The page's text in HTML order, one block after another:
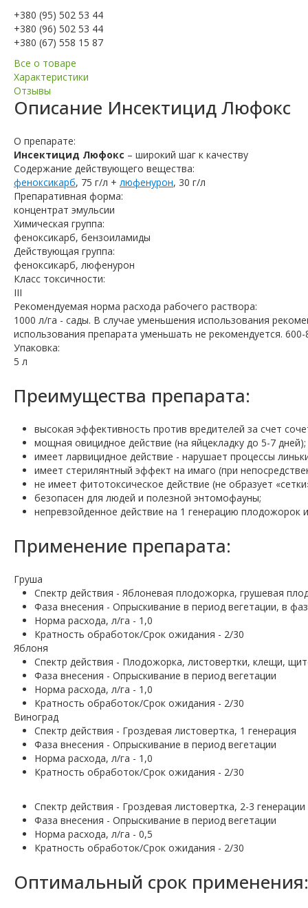
+380 (95) 502 53 44
+380 (96) 502 53 44
+380 (67) 558 15 87
Все о товаре
Характеристики
Отзывы
Описание Инсектицид Люфокс
О препарате:
Инсектицид Люфокс – широкий шаг к качеству
Содержание действующего вещества:
феноксикарб, 75 г/л + люфенурон, 30 г/л
Препаративная форма:
концентрат эмульсии
Химическая группа:
феноксикарб, бензоиламиды
Действующая группа:
феноксикарб, люфенурон
Класс токсичности:
III
Рекомендуемая норма расхода рабочего раствора:
1000 л/га - сады. В случае уменьшения использования
использования препарата уменьшать не рекомендуется.
Упаковка:
5 л
Преимущества препарата:
высокая эффективность против вредителей за счет
мощная овицидное действие (на яйцекладку до 5-7 дней);
имеет ларвицидное действие - нарушает процессы
имеет стерилянтный эффект на имаго (при
не имеет фитотоксическое действие (не образует
безопасен для людей и полезной энтомофауны;
непревзойденное действие на 1 генерацию плодожорок
Применение препарата:
Груша
Спектр действия - Яблоневая плодожорка, грушевая
Фаза внесения - Опрыскивание в период вегетации, в
Норма расхода, л/га - 1,0
Кратность обработок/Срок ожидания - 2/30
Яблоня
Спектр действия - Плодожорка, листовертки, клещи,
Фаза внесения - Опрыскивание в период вегетации
Норма расхода, л/га - 1,0
Кратность обработок/Срок ожидания - 2/30
Виноград
Спектр действия - Гроздевая листовертка, 1 генерация
Фаза внесения - Опрыскивание в период вегетации
Норма расхода, л/га - 1,0
Кратность обработок/Срок ожидания - 2/30
Спектр действия - Гроздевая листовертка, 2-3 генерации
Фаза внесения - Опрыскивание в период вегетации
Норма расхода, л/га - 0,5
Кратность обработок/Срок ожидания - 2/30
Оптимальный срок применения: